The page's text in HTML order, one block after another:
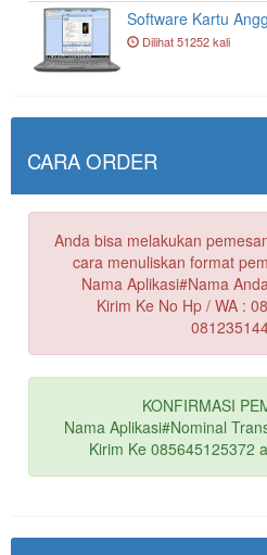
Software Kartu
Dilihat 51252 kali
CARA ORDER
Anda bisa melakukan
cara menuliskan format
Nama Aplikasi#Nama
Kirim Ke No Hp / WA :
KONFIRMASI
Nama Aplikasi#Nominal
Kirim Ke 085645125372